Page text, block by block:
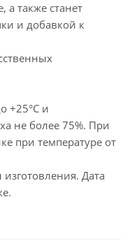
а также станет
и добавкой к
+25°С и
не более 75%. При
при температуре от
Дата